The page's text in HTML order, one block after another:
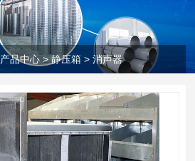
产品中心> 静压箱> 消声器